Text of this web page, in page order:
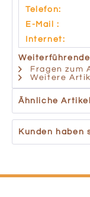
Telefon:
E-Mail :
Internet:
Fragen zum
Weitere
Ähnliche Artikel
Kunden haben